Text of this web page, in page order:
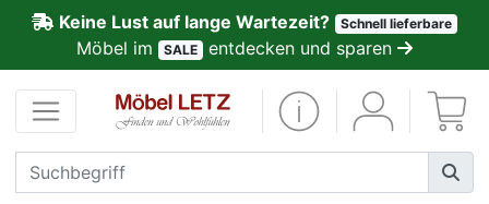
Keine Lust auf lange Wartezeit? Schnell lieferbare
Möbel im SALE entdecken und sparen
Kundenmeinungen
Anmelden
PREMIUM